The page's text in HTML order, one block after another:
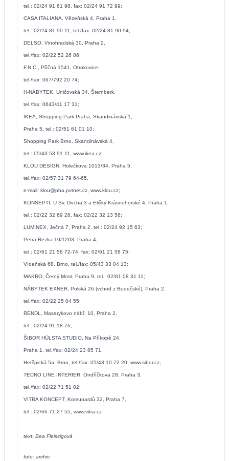
tel.: 02/24 91 61 98, fax: 02/24 91 72 99;
CASA ITALIANA, Vězeňská 4, Praha 1,
tel.: 02/24 81 90 11, tel./fax: 02/24 81 90 94;
DELSO, Vinohradská 30, Praha 2,
tel./fax: 02/22 52 26 86;
F.N.C., Příčná 1541, Otrokovice,
tel./fax: 067/792 20 74;
H-NÁBYTEK, Uničovská 34, Šternberk,
tel./fax: 0643/41 17 31;
IKEA, Shopping Park Praha, Skandinávská 1,
Praha 5, tel.: 02/51 61 01 10;
Shopping Park Brno, Skandinávská 4,
tel.: 05/43 53 91 11, www.ikea.cz;
KLOU DESIGN, Holečkova 1013/34, Praha 5,
tel./fax: 02/57 31 79 64-65,
e-mail: klou@pha.pvtnet.cz www.klou.cz;
KONSEPTI, U Sv. Ducha 3 a Elišky Krásnohorské 4, Praha 1,
tel.: 02/22 32 69 28, fax: 02/22 32 13 58;
LUMINEX, Ječná 7, Praha 2, tel.: 02/24 92 15 63;
Petra Rezka 10/1203, Praha 4,
tel.: 02/61 21 58 72-74, fax: 02/61 21 58 75;
Vídeňská 68, Brno, tel./fax: 05/43 33 04 13;
MAKRO, Černý Most, Praha 9, tel.: 02/81 08 31 11;
NÁBYTEK EXNER, Polská 26 (vchod z Budečské), Praha 2,
tel./fax: 02/22 25 04 55;
RENDL, Masarykovo nábř. 10, Praha 2,
tel.: 02/24 91 18 76;
ŠIBOR HÜLSTA STUDIO, Na Příkopě 24,
Praha 1, tel./fax: 02/24 23 85 71,
Heršpická 5a, Brno, tel./fax: 05/43 10 72 20, www.sibor.cz;
TECNO LINE INTERIER, Ondříčkova 28, Praha 3,
tel./fax: 02/22 71 51 02;
VITRA KONCEPT, Komunardů 32, Praha 7,
tel.: 02/66 71 27 55, www.vitra.cz
text: Bea Fleissigová
foto: archiv